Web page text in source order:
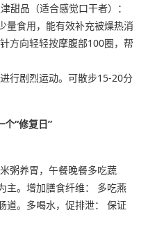
甜品（适合感觉口干者）：
量食用，能有效补充被燥热消
方向轻轻按摩腹部100圈，帮
行剧烈运动。可散步15-20分
“修复日”
粥养胃，午餐晚餐多吃蔬
主。增加膳食纤维： 多吃燕
道。多喝水，促排泄： 保证